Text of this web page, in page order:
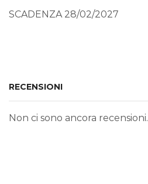
SCADENZA 28/02/2027
RECENSIONI
Non ci sono ancora recensioni.